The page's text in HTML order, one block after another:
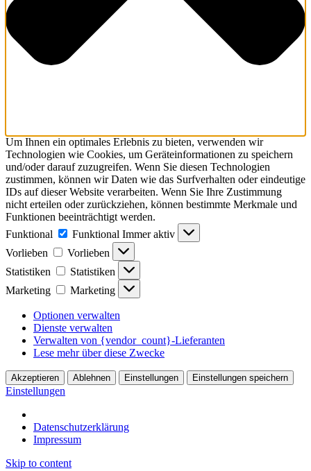
Um Ihnen ein optimales Erlebnis zu bieten, verwenden wir
Technologien wie Cookies, um Geräteinformationen zu speichern
und/oder darauf zuzugreifen. Wenn Sie diesen Technologien
zustimmen, können wir Daten wie das Surfverhalten oder eindeutige
IDs auf dieser Website verarbeiten. Wenn Sie Ihre Zustimmung
nicht erteilen oder zurückziehen, können bestimmte Merkmale und
Funktionen beeinträchtigt werden.
Funktional
Funktional Immer aktiv
Vorlieben
Vorlieben
Statistiken
Statistiken
Marketing
Marketing
Optionen verwalten
Dienste verwalten
Verwalten von {vendor_count}-Lieferanten
Lese mehr über diese Zwecke
Akzeptieren Ablehnen Einstellungen Einstellungen speichern
Einstellungen
Datenschutzerklärung
Impressum
Skip to content